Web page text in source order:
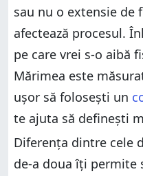
sau nu o extensie de
afectează procesul.
pe care vrei s-o aibă
Mărimea este
ușor să folosești un
te ajuta să definești
Diferența dintre cele
de-a doua îți permite